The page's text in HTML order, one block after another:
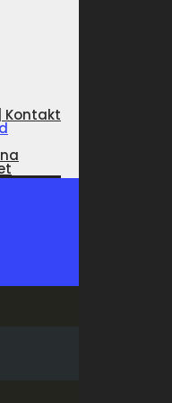
Kontakt